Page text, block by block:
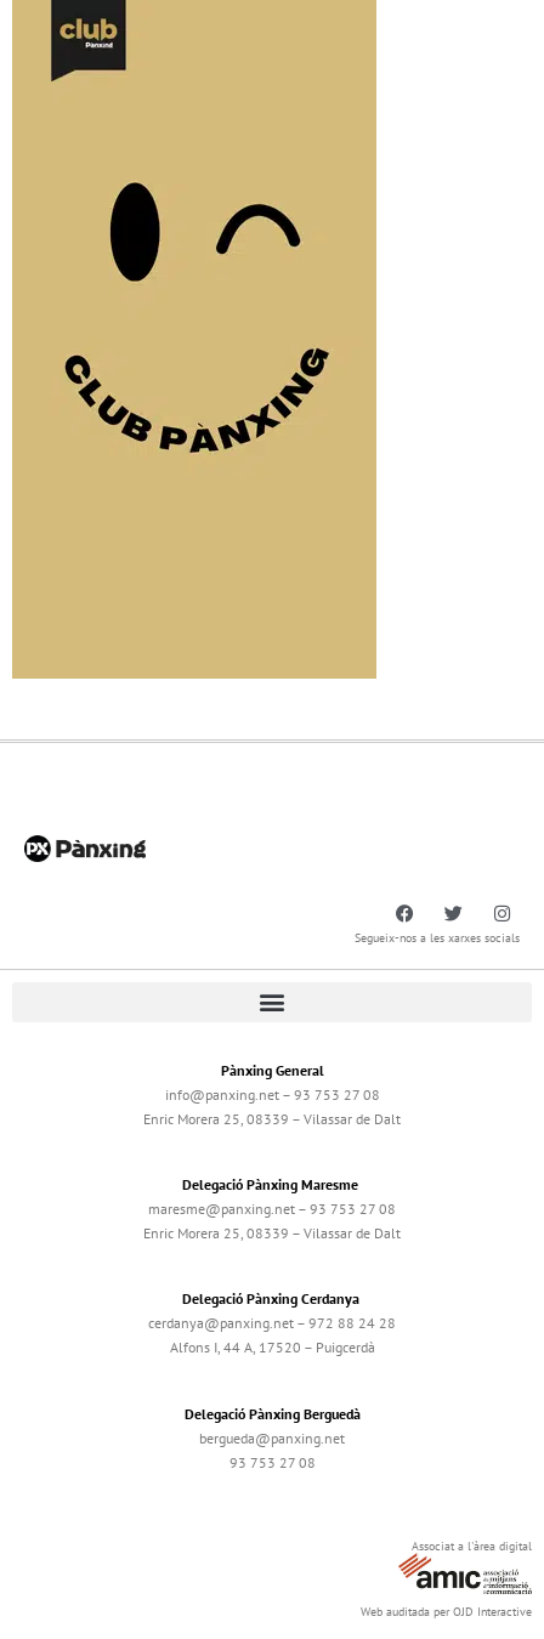
Segueix-nos a les xarxes socials
Pànxing General
info@panxing.net – 93 753 27 08
Enric Morera 25, 08339 – Vilassar de Dalt
Delegació Pànxing Maresme
maresme@panxing.net – 93 753 27 08
Enric Morera 25, 08339 – Vilassar de Dalt
Delegació Pànxing Cerdanya
cerdanya@panxing.net – 972 88 24 28
Alfons I, 44 A, 17520 – Puigcerdà
Delegació Pànxing Berguedà
bergueda@panxing.net
93 753 27 08
Associat a l'àrea digital
Web auditada per OJD Interactive